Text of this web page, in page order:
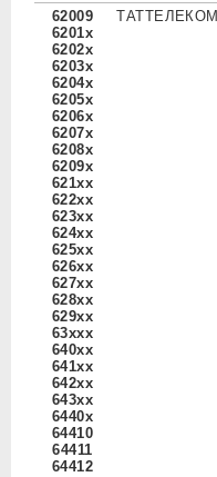
62009
6201x
6202x
6203x
6204x
6205x
6206x
6207x
6208x
6209x
621xx
622xx
623xx
624xx
625xx
626xx
627xx
628xx
629xx
63xxx
640xx
641xx
642xx
643xx
6440x
64410
64411
64412
ТАТТЕЛЕКОМ